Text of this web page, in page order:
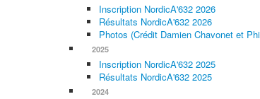
Inscription NordicA'632 2026
Résultats NordicA'632 2026
Photos (Crédit Damien Chavonet et
2025
Inscription NordicA'632 2025
Résultats NordicA'632 2025
2024